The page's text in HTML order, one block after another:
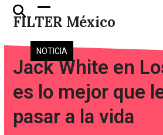
Skip
FILTER México
Open
mobile
menu
Close
mobile
menu
NOTICIA
Jack White en
es lo mejor que
pasar a la vida